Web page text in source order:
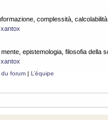
complessità, calcolabilità..
xantox
epistemologia, filosofia della
xantox
forum | L’équipe